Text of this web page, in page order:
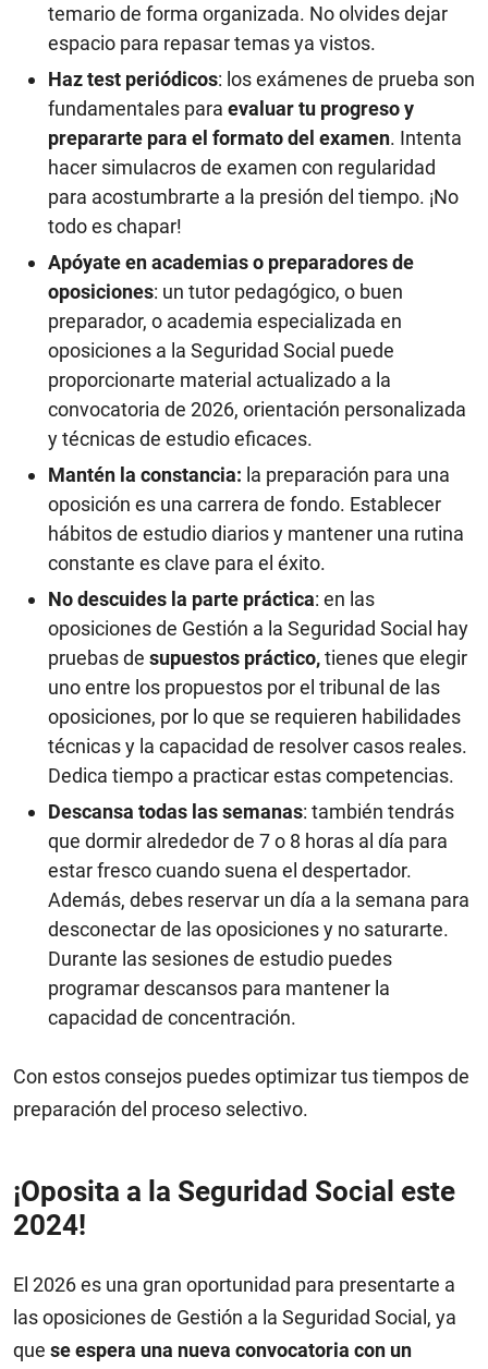
temario de forma organizada. No olvides dejar
espacio para repasar temas ya vistos.
Haz test periódicos: los exámenes de prueba son
fundamentales para evaluar tu progreso y
prepararte para el formato del examen. Intenta
hacer simulacros de examen con regularidad
para acostumbrarte a la presión del tiempo. ¡No
todo es chapar!
Apóyate en academias o preparadores de
oposiciones: un tutor pedagógico, o buen
preparador, o academia especializada en
oposiciones a la Seguridad Social puede
proporcionarte material actualizado a la
convocatoria de 2026, orientación personalizada
y técnicas de estudio eficaces.
Mantén la constancia: la preparación para una
oposición es una carrera de fondo. Establecer
hábitos de estudio diarios y mantener una rutina
constante es clave para el éxito.
No descuides la parte práctica: en las
oposiciones de Gestión a la Seguridad Social hay
pruebas de supuestos práctico,tienes que elegir
uno entre los propuestos por el tribunal de las
oposiciones, por lo que se requieren habilidades
técnicas y la capacidad de resolver casos reales.
Dedica tiempo a practicar estas competencias.
Descansa todas las semanas: también tendrás
que dormir alrededor de 7 o 8 horas al día para
estar fresco cuando suena el despertador.
Además, debes reservar un día a la semana para
desconectar de las oposiciones y no saturarte.
Durante las sesiones de estudio puedes
programar descansos para mantener la
capacidad de concentración.
Con estos consejos puedes optimizar tus tiempos de
preparación del proceso selectivo.
¡Oposita a la Seguridad Social este
2024!
El 2026 es una gran oportunidad para presentarte a
las oposiciones de Gestión a la Seguridad Social, ya
que se espera una nueva convocatoria con un